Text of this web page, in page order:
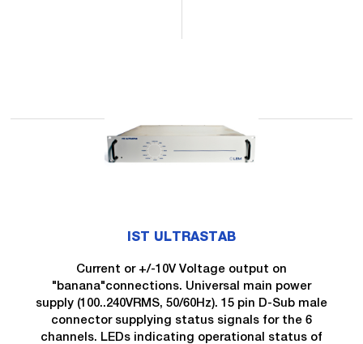
IST ULTRASTAB
Current or +/-10V Voltage output on
"banana"connections. Universal main power
supply (100..240VRMS, 50/60Hz). 15 pin D-Sub male
connector supplying status signals for the 6
channels. LEDs indicating operational status of